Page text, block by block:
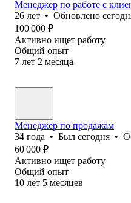
Менеджер по работе с
26 лет • Обновлено
100 000 ₽
Активно ищет работу
Общий опыт
7 лет 2 месяца
Менеджер по продажам
34 года • Был сегодня •
60 000 ₽
Активно ищет работу
Общий опыт
10 лет 5 месяцев